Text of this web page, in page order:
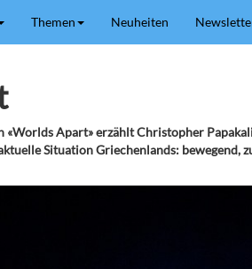
Themen Neuheiten
«Worlds Apart» erzählt Christopher
Situation Griechenlands: bewegend,